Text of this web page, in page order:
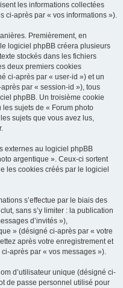
les informations collectées
ci-après par « vos informations »).
Premièrement, en
logiciel phpBB créera plusieurs
stockés dans les fichiers
deux premiers cookies
ci-après par « user-id ») et un
par « session-id »), tous
phpBB. Un troisième cookie
sujets de « Forum photo
sujets que vous avez lus,
externes au logiciel phpBB
argentique ». Ceux-ci sortent
les cookies créés par le logiciel
s’effectue par le biais des
sans s’y limiter : la publication
d’invités »),
» (désigné ci-après par « votre
après votre enregistrement et
après par « vos messages »).
d’utilisateur unique (désigné ci-
de passe personnel utilisé pour